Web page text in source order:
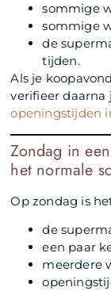
sommige
sommige
de
tijden.
Als je
verifieer daarna
openingstijden
Zondag in
het normale
Op zondag is
de
een paar
meerdere